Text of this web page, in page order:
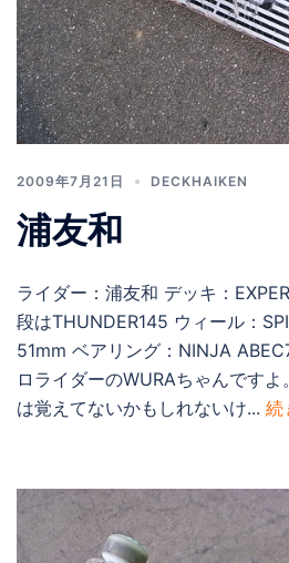
2009年7月21日 DECKHAIKEN
浦友和
ライダー：浦友和 デッキ：
段はTHUNDER145 ウィール：
51mm ベアリング：NINJA
ロライダーのWURAちゃんです
は覚えてないかもしれないけ... 続